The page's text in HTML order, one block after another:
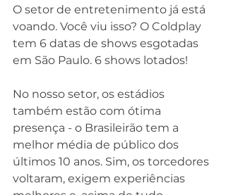
O setor de entretenimento já está
voando. Você viu isso? O Coldplay
tem 6 datas de shows esgotadas
em São Paulo. 6 shows lotados!
No nosso setor, os estádios
também estão com ótima
presença - o Brasileirão tem a
melhor média de público dos
últimos 10 anos. Sim, os torcedores
voltaram, exigem experiências